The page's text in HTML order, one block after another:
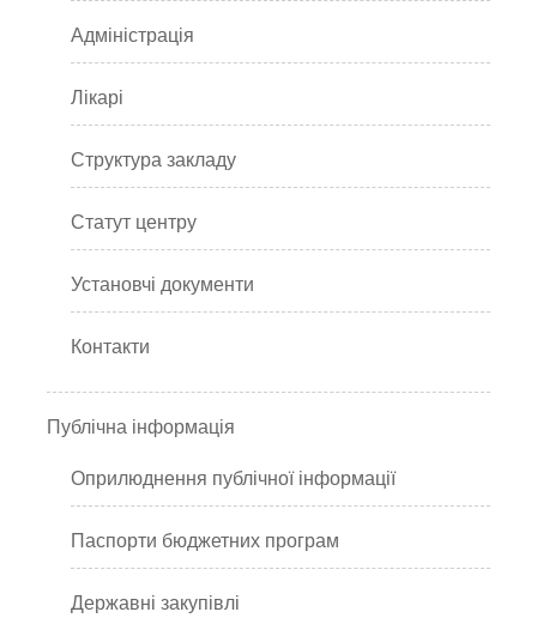
Адміністрація
Лікарі
Структура закладу
Статут центру
Установчі документи
Контакти
Публічна інформація
Оприлюднення публічної інформації
Паспорти бюджетних програм
Державні закупівлі